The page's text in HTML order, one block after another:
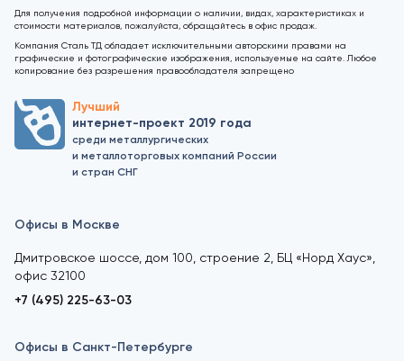
Для получения подробной информации о наличии, видах, характеристиках и
стоимости материалов, пожалуйста, обращайтесь в офис продаж.
Компания Сталь ТД обладает исключительными авторскими правами на
графические и фотографические изображения, используемые на сайте. Любое
копирование без разрешения правообладателя запрещено
Лучший
интернет-проект 2019 года
среди металлургических
и металлоторговых компаний России
и стран СНГ
Офисы в Москве
Дмитровское шоссе, дом 100, строение 2, БЦ «Норд Хаус»,
офис 32100
+7 (495) 225-63-03
Офисы в Санкт-Петербурге